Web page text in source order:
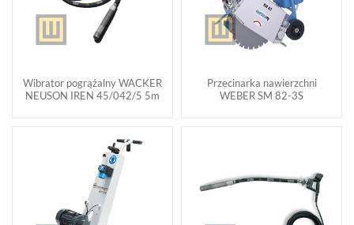
Wibrator pogrążalny WACKER
NEUSON IREN 45/042/5 5m
Przecinarka nawierzchni
WEBER SM 82-3S